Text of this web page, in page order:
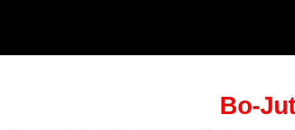
Bo-